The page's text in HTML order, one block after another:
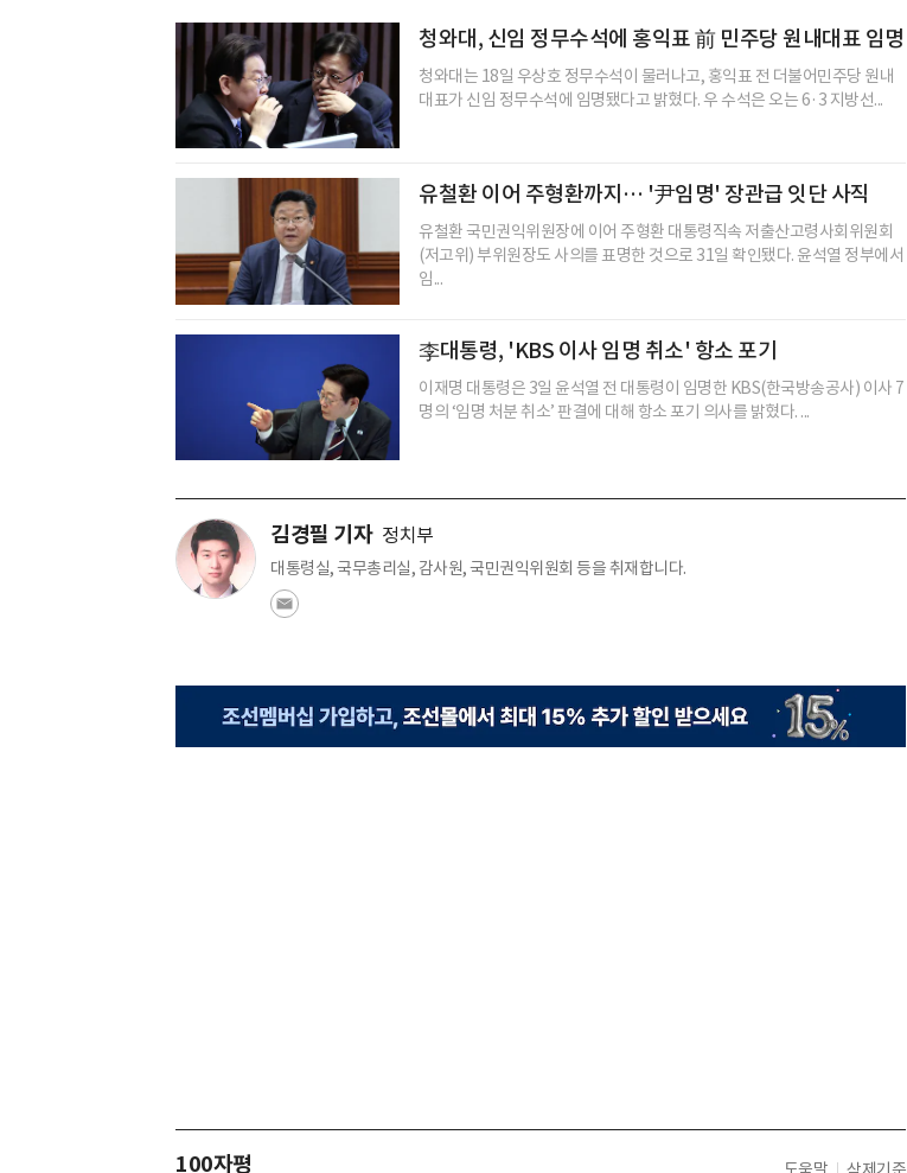
청와대, 신임 정무수석에 홍익표 前 민주당 원내대표 임명
청와대는 18일 우상호 정무수석이 물러나고, 홍익표 전 더불어민주당 원내
대표가 신임 정무수석에 임명됐다고 밝혔다. 우 수석은 오는 6·3 지방선...
유철환 이어 주형환까지… '尹임명' 장관급 잇단 사직
유철환 국민권익위원장에 이어 주형환 대통령직속 저출산고령사회위원회
(저고위) 부위원장도 사의를 표명한 것으로 31일 확인됐다. 윤석열 정부에서
임...
李대통령, 'KBS 이사 임명 취소' 항소 포기
이재명 대통령은 3일 윤석열 전 대통령이 임명한 KBS(한국방송공사) 이사 7
명의 ‘임명 처분 취소’ 판결에 대해 항소 포기 의사를 밝혔다. ...
김경필 기자 정치부
대통령실, 국무총리실, 감사원, 국민권익위원회 등을 취재합니다.
100자평